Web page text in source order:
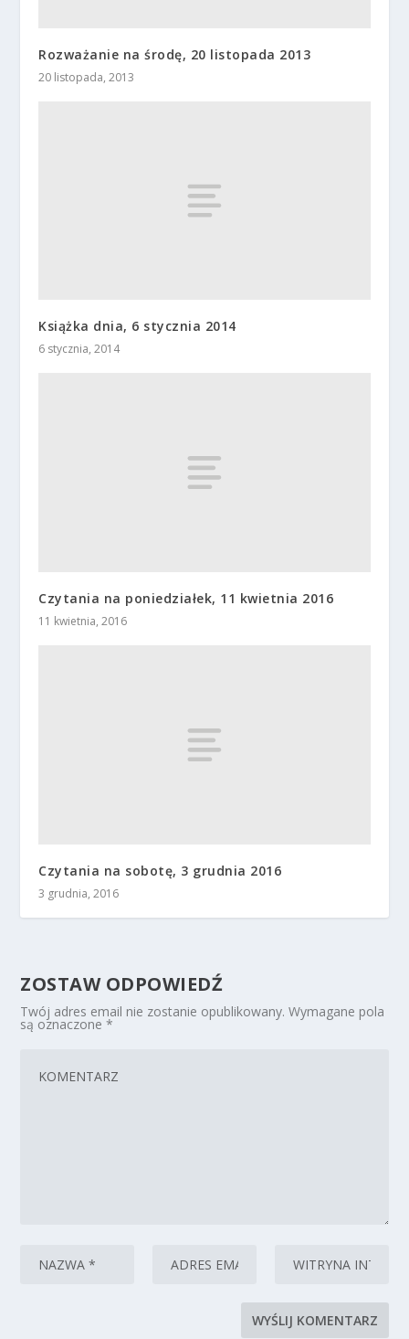
Rozważanie na środę, 20 listopada 2013
20 listopada, 2013
Książka dnia, 6 stycznia 2014
6 stycznia, 2014
Czytania na poniedziałek, 11 kwietnia 2016
11 kwietnia, 2016
Czytania na sobotę, 3 grudnia 2016
3 grudnia, 2016
ZOSTAW ODPOWIEDŹ
Twój adres email nie zostanie opublikowany. Wymagane pola
są oznaczone*